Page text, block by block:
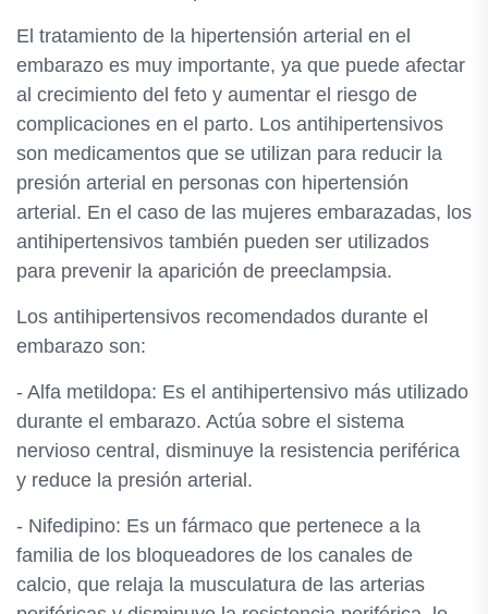
El tratamiento de la hipertensión arterial en el
embarazo es muy importante, ya que puede afectar
al crecimiento del feto y aumentar el riesgo de
complicaciones en el parto. Los antihipertensivos
son medicamentos que se utilizan para reducir la
presión arterial en personas con hipertensión
arterial. En el caso de las mujeres embarazadas, los
antihipertensivos también pueden ser utilizados
para prevenir la aparición de preeclampsia.
Los antihipertensivos recomendados durante el
embarazo son:
- Alfa metildopa: Es el antihipertensivo más utilizado
durante el embarazo. Actúa sobre el sistema
nervioso central, disminuye la resistencia periférica
y reduce la presión arterial.
- Nifedipino: Es un fármaco que pertenece a la
familia de los bloqueadores de los canales de
calcio, que relaja la musculatura de las arterias